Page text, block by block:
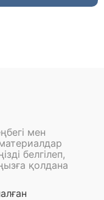
мен
материалдар
белгілеп,
қолдана